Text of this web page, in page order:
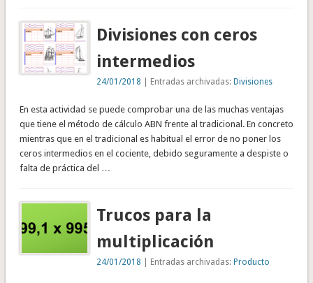
Divisiones con ceros
intermedios
24/01/2018 | Entradas archivadas:Divisiones
En esta actividad se puede comprobar una de las muchas ventajas
que tiene el método de cálculo ABN frente al tradicional. En concreto
mientras que en el tradicional es habitual el error de no poner los
ceros intermedios en el cociente, debido seguramente a despiste o
falta de práctica del …
Trucos para la
multiplicación
24/01/2018 | Entradas archivadas:Producto